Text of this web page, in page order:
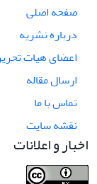
صفحه اصلی
درباره نشریه
اعضای هیات
ارسال مقاله
تماس با ما
نقشه سایت
اخبار و اعلانات